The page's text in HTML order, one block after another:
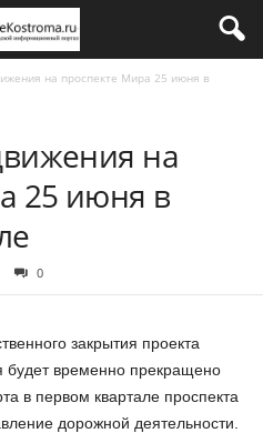
на проспекте Мира 25 июня в
на
25 июня в
0
закрытия проекта
будет временно прекращено
в первом квартале проспекта
дорожной деятельности.